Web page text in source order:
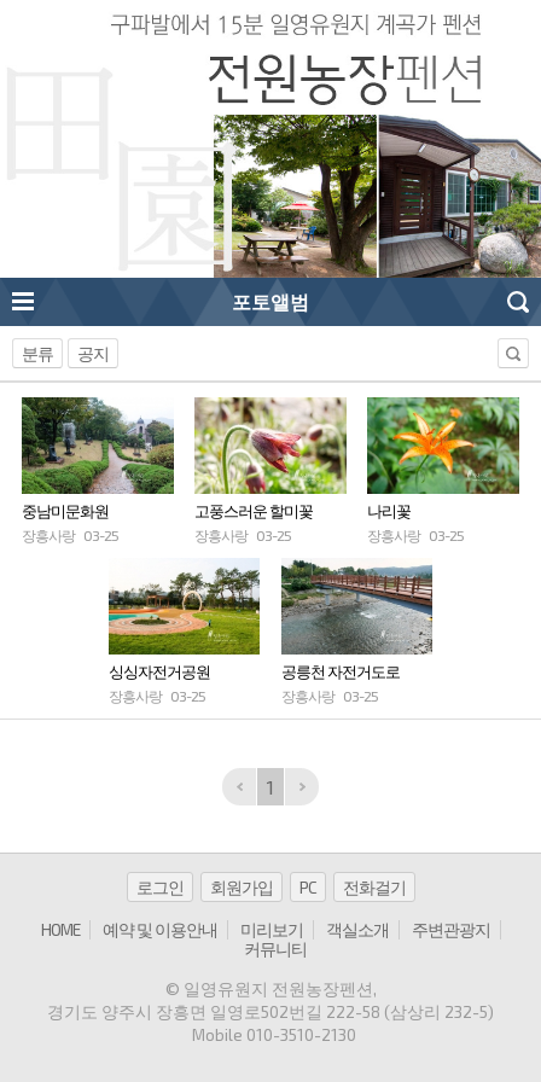
포토앨범
분류 공지
중남미문화원
장흥사랑 03-25
고풍스러운 할미꽃
장흥사랑 03-25
나리꽃
장흥사랑 03-25
싱싱자전거공원
장흥사랑 03-25
공릉천 자전거도로
장흥사랑 03-25
1
로그인 회원가입 PC 전화걸기
HOME 예약 및 이용안내 미리보기 객실소개
주변관광지
커뮤니티
© 일영유원지 전원농장펜션,
경기도 양주시 장흥면 일영로502번길 222-58 (삼상리 232-5)
Mobile 010-3510-2130